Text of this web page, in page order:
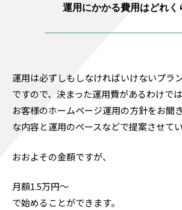
運用にかかる費用はどれく
運用は必ずしもしなければいけないプラ
ですので、決まった運用費があるわけで
お客様のホームページ運用の方針をお聞
な内容と運用のペースなどで提案させて
おおよその金額ですが、
月額1.5万円～
で始めることができます。